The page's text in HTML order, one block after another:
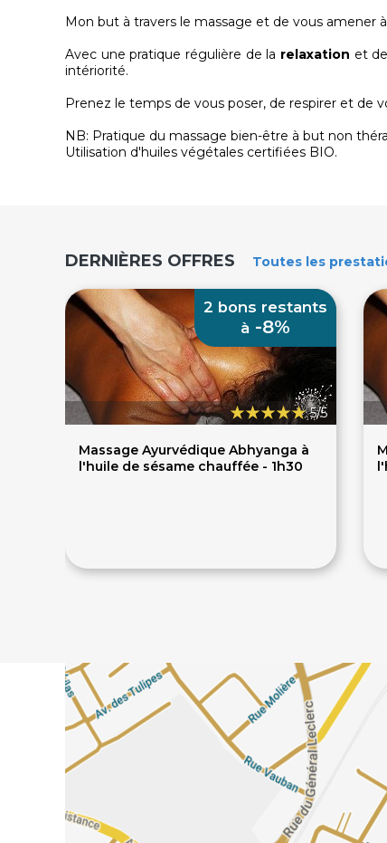
Mon but à travers le massage et de vous amener
Avec une pratique régulière de la relaxation et
intériorité.
Prenez le temps de vous poser, de respirer et de
NB: Pratique du massage bien-être à but non
Utilisation d'huiles végétales certifiées BIO.
DERNIÈRES OFFRES Toutes les
5/5
Massage Ayurvédique Abhyanga à
l'huile de sésame chauffée - 1h30
2 bons restants
à -8%